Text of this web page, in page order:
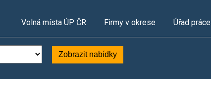
Volná místa ÚP ČR Firmy v okrese Úřad práce
Zobrazit nabídky